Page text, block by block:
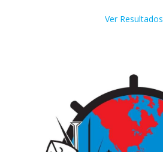
Ver Resultados